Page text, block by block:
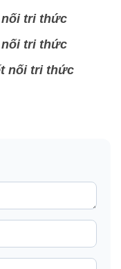
nối tri thức
nối tri thức
nối tri thức